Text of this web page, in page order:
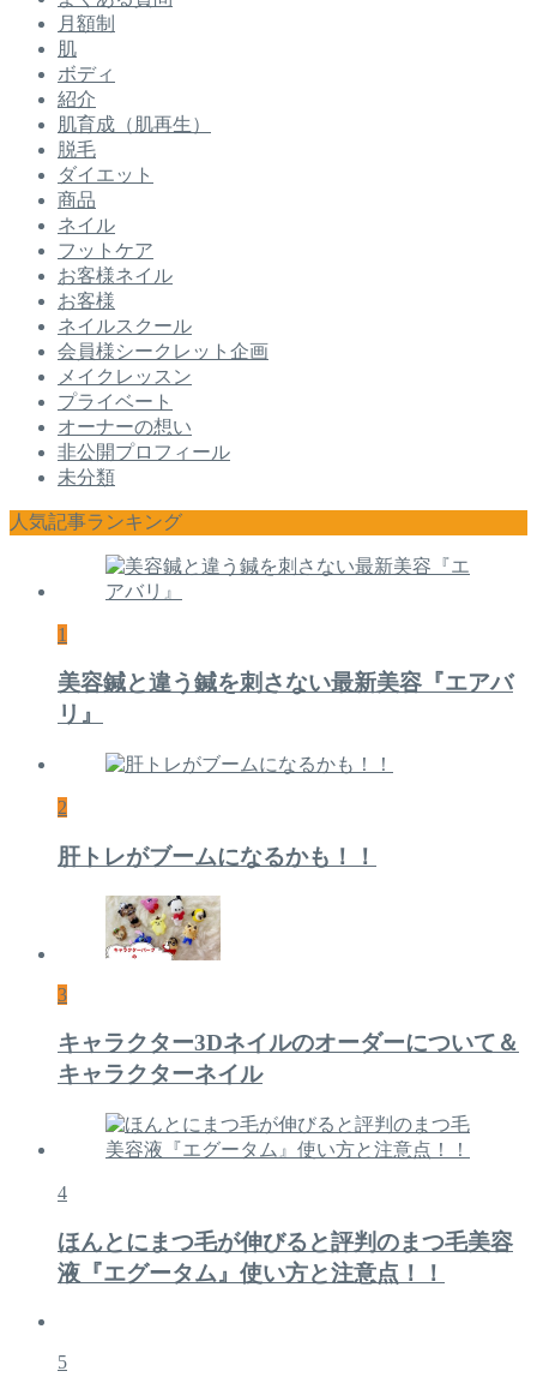
月額制
肌
ボディ
紹介
肌育成（肌再生）
脱毛
ダイエット
商品
ネイル
フットケア
お客様ネイル
お客様
ネイルスクール
会員様シークレット企画
メイクレッスン
プライベート
オーナーの想い
非公開プロフィール
未分類
人気記事ランキング
1
美容鍼と違う鍼を刺さない最新美容『エアバ
リ』
2
肝トレがブームになるかも！！
3
キャラクター3Dネイルのオーダーについて＆
キャラクターネイル
4
ほんとにまつ毛が伸びると評判のまつ毛美容
液『エグータム』使い方と注意点！！
5